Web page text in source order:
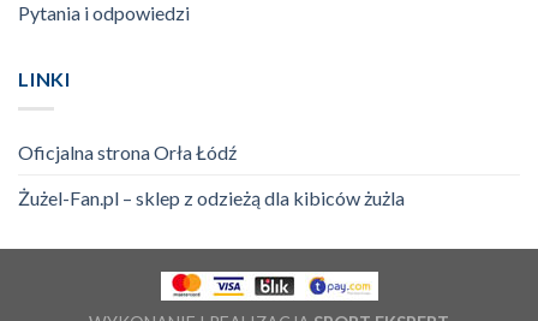
Pytania i odpowiedzi
LINKI
Oficjalna strona Orła Łódź
Żużel-Fan.pl – sklep z odzieżą dla kibiców żużla